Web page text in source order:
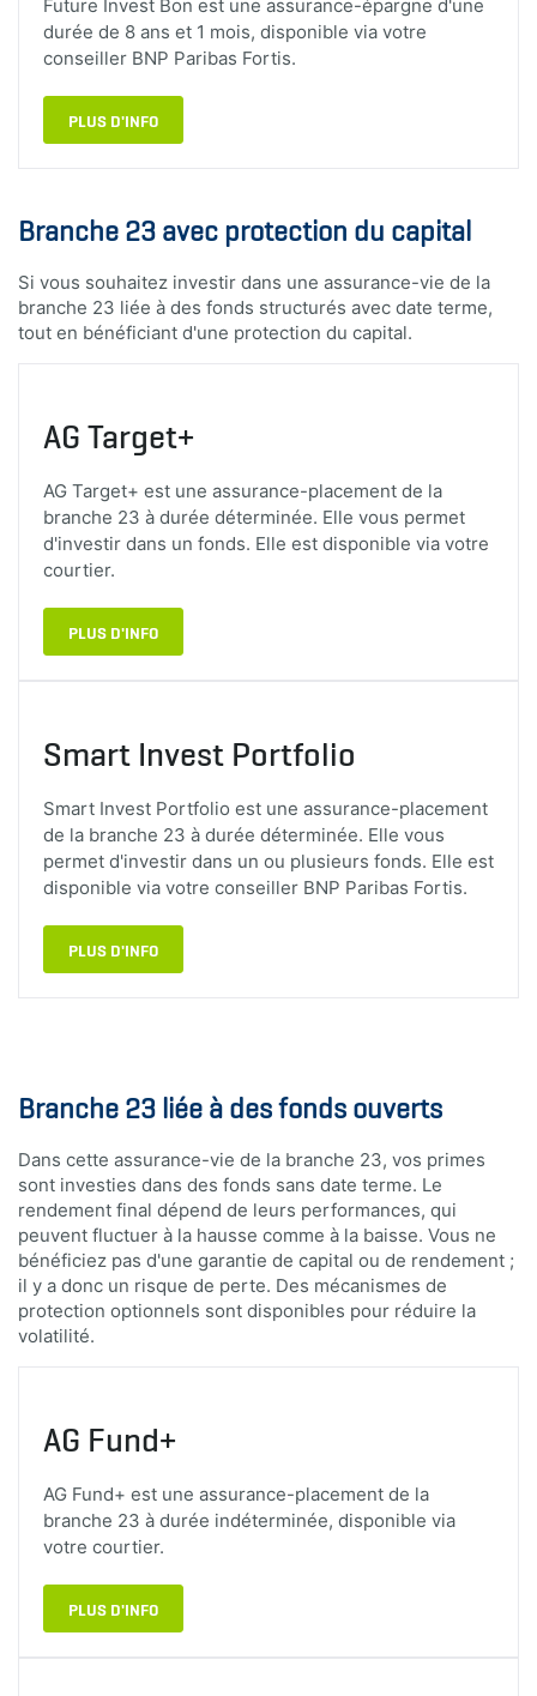
Future Invest Bon est une assurance-épargne d'une
durée de 8 ans et 1 mois, disponible via votre
conseiller BNP Paribas Fortis.
PLUS D'INFO
Branche 23 avec protection du capital
Si vous souhaitez investir dans une assurance-vie de la
branche 23 liée à des fonds structurés avec date terme,
tout en bénéficiant d'une protection du capital.
AG Target+
AG Target+ est une assurance-placement de la
branche 23 à durée déterminée. Elle vous permet
d'investir dans un fonds. Elle est disponible via votre
courtier.
PLUS D'INFO
Smart Invest Portfolio
Smart Invest Portfolio est une assurance-placement
de la branche 23 à durée déterminée. Elle vous
permet d'investir dans un ou plusieurs fonds. Elle est
disponible via votre conseiller BNP Paribas Fortis.
PLUS D'INFO
Branche 23 liée à des fonds ouverts
Dans cette assurance-vie de la branche 23, vos primes
sont investies dans des fonds sans date terme. Le
rendement final dépend de leurs performances, qui
peuvent fluctuer à la hausse comme à la baisse. Vous ne
bénéficiez pas d'une garantie de capital ou de rendement ;
il y a donc un risque de perte. Des mécanismes de
protection optionnels sont disponibles pour réduire la
volatilité.
AG Fund+
AG Fund+ est une assurance-placement de la
branche 23 à durée indéterminée, disponible via
votre courtier.
PLUS D'INFO